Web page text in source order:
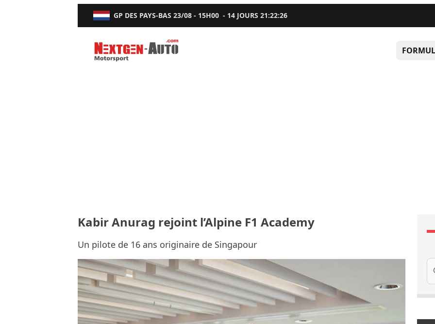
GP DES PAYS-BAS 23/08 - 15H00 - 14 JOURS21:22:25
Nextgen-Auto.com
Kabir Anurag rejoint l’Alpine F1 Academy
Un pilote de 16 ans originaire de Singapour